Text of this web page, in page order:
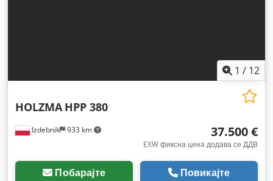
1 / 12
Izdebnik 933 km
HOLZMA HPP 380
37.500 €
EXW фиксна цена додава се ДДВ
Побарајте Повикајте